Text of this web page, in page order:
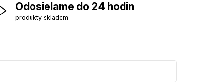
Odosielame do 24 hodin
produkty skladom